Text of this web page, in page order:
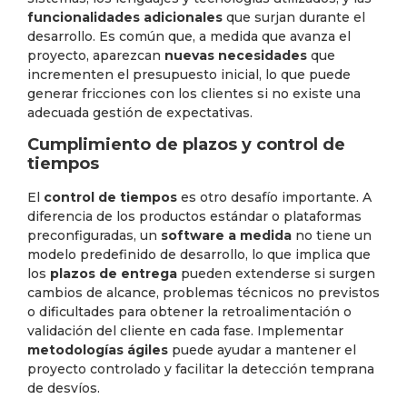
funcionalidades adicionales que surjan durante el
desarrollo. Es común que, a medida que avanza el
proyecto, aparezcan nuevas necesidades que
incrementen el presupuesto inicial, lo que puede
generar fricciones con los clientes si no existe una
adecuada gestión de expectativas.
Cumplimiento de plazos y control de
tiempos
El control de tiempos es otro desafío importante. A
diferencia de los productos estándar o plataformas
preconfiguradas, un software a medida no tiene un
modelo predefinido de desarrollo, lo que implica que
los plazos de entrega pueden extenderse si surgen
cambios de alcance, problemas técnicos no previstos
o dificultades para obtener la retroalimentación o
validación del cliente en cada fase. Implementar
metodologías ágiles puede ayudar a mantener el
proyecto controlado y facilitar la detección temprana
de desvíos.